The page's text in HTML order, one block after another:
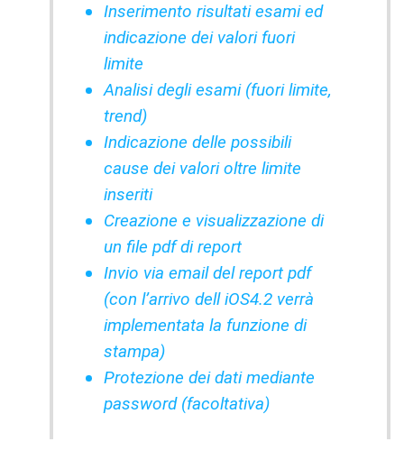
Inserimento risultati esami ed
indicazione dei valori fuori
limite
Analisi degli esami (fuori limite,
trend)
Indicazione delle possibili
cause dei valori oltre limite
inseriti
Creazione e visualizzazione di
un file pdf di report
Invio via email del report pdf
(con l’arrivo dell iOS4.2 verrà
implementata la funzione di
stampa)
Protezione dei dati mediante
password (facoltativa)